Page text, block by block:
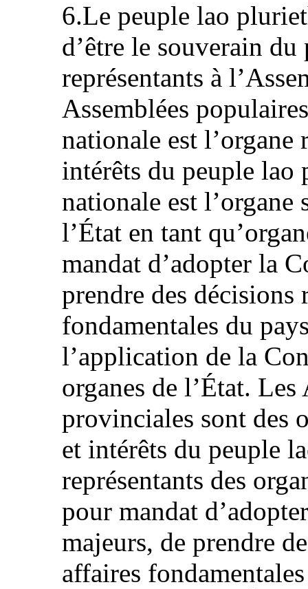
6.Le peuple lao
d’être le souverain du
représentants à
Assemblées
nationale est l’organe
intérêts du peuple lao
nationale est
l’État en tant
mandat d’adopter la
prendre des décisions
fondamentales du
l’application de la
organes de l’État.
provinciales sont des
et intérêts du peuple
représentants des
pour mandat
majeurs, de prendre
affaires